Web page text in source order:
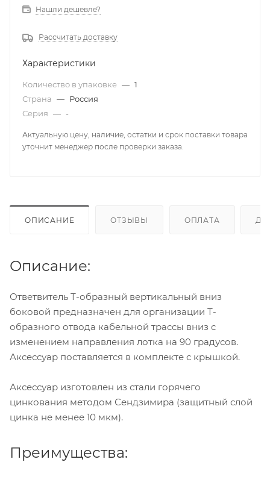
Нашли дешевле?
Рассчитать доставку
Характеристики
Количество в упаковке — 1
Страна — Россия
Серия — -
Актуальную цену, наличие, остатки и срок поставки товара
уточнит менеджер после проверки заказа.
ОПИСАНИЕ ОТЗЫВЫ ОПЛАТА
Описание:
Ответвитель Т-образный вертикальный вниз
боковой предназначен для организации Т-
образного отвода кабельной трассы вниз с
изменением направления лотка на 90 градусов.
Аксессуар поставляется в комплекте с крышкой.
Аксессуар изготовлен из стали горячего
цинкования методом Сендзимира (защитный слой
цинка не менее 10 мкм).
Преимущества: